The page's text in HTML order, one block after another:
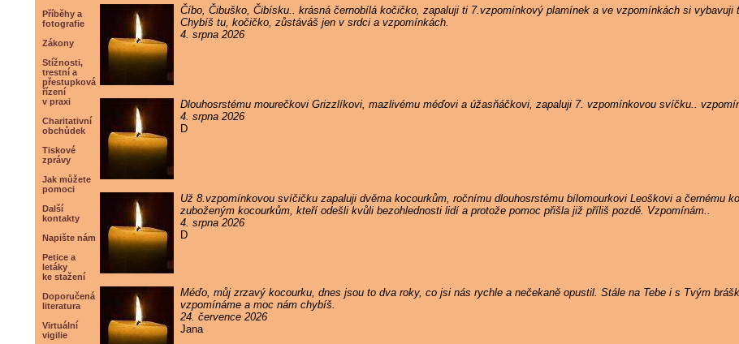
Příběhy a
fotografie
Zákony
Stížnosti,
trestní a
přestupková
řízení
v praxi
Charitativní
obchůdek
Tiskové
zprávy
Jak můžete
pomoci
Další
kontakty
Napište nám
Petice a
letáky
ke stažení
Doporučená
literatura
Virtuální
vigilie
Číbo, Čibuško, Čibísku.. krásná černobílá kočičko, zapaluji ti 7.vzpomínkový plamínek a ve vzpomínkách si vybavuji
Chybíš tu, kočičko, zůstáváš jen v srdci a vzpomínkách.
4. srpna 2026
Dlouhosrstému mourečkovi Grizzlíkovi, mazlivému méďovi a úžasňáčkovi, zapaluji 7. vzpomínkovou svíčku..
4. srpna 2026
D
Už 8.vzpomínkovou svíčičku zapaluji dvěma kocourkům, ročnímu dlouhosrstému bílomourkovi Leoškovi a černému
zuboženým kocourkům, kteří odešli kvůli bezohlednosti lidí a protože pomoc přišla již příliš pozdě. Vzpomínám..
4. srpna 2026
D
Méďo, můj zrzavý kocourku, dnes jsou to dva roky, co jsi nás rychle a nečekaně opustil. Stále na Tebe i s Tvým
vzpomínáme a moc nám chybíš.
24. července 2026
Jana